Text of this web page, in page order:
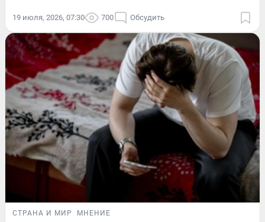
19 июля, 2026, 07:30 700 Обсудить
СТРАНА И МИР МНЕНИЕ